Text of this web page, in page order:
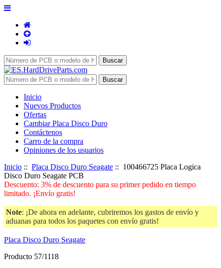
Inicio
Nuevos Productos
Ofertas
Cambiar Placa Disco Duro
Contáctenos
Carro de la compra
Opiniones de los usuarios
Inicio :: Placa Disco Duro Seagate :: 100466725 Placa Logica
Disco Duro Seagate PCB
Descuento: 3% de descuento para su primer pedido en tiempo
limitado. ¡Envío gratis!
Note: ¡De ahora en adelante, cubriremos los gastos de envío y
aduanas para todos los paquetes con envío gratis!
Placa Disco Duro Seagate
Producto 57/1118